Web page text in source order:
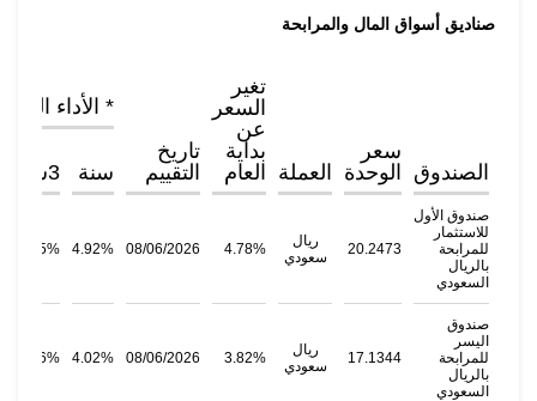
صناديق أسواق المال والمرابحة
الصندوق
سعر
الوحدة العملة
تغير
السعر
عن
بداية
العام
تاريخ
التقييم
* الأداء
سنة 3سنوات
صندوق الأول
للاستثمار
للمرابحة
بالريال
السعودي
20.2473
ريال
سعودي
4.78%
08/06/2026
4.92%
5.15%
صندوق
اليسر
للمرابحة
بالريال
السعودي
17.1344
ريال
سعودي
3.82%
08/06/2026
4.02%
4.46%